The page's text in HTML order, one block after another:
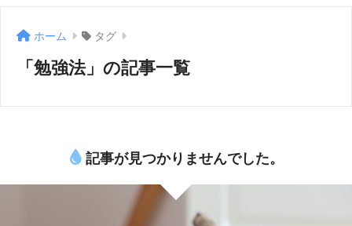
ホーム タグ
「勉強法」の記事一覧
記事が見つかりませんでした。